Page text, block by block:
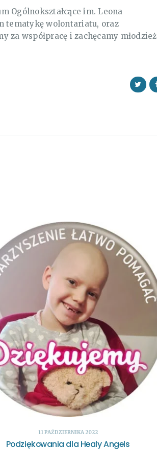
Ogólnokształcące im. Leona
tematykę wolontariatu, oraz
za współpracę i zachęcamy młodzież
11 PAŹDZIERNIKA 2022
Podziękowania dla Healy Angels